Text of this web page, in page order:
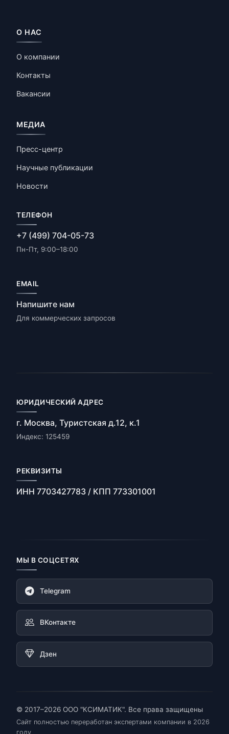
О НАС
О компании
Контакты
Вакансии
МЕДИА
Пресс-центр
Научные публикации
Новости
ТЕЛЕФОН
+7 (499) 704-05-73
Пн-Пт, 9:00–18:00
EMAIL
Напишите нам
Для коммерческих запросов
ЮРИДИЧЕСКИЙ АДРЕС
г. Москва, Туристская д.12, к.1
Индекс: 125459
РЕКВИЗИТЫ
ИНН 7703427783 / КПП 773301001
МЫ В СОЦСЕТЯХ
Telegram
ВКонтакте
Дзен
© 2017–2026 ООО "КСИМАТИК". Все права защищены
Сайт полностью переработан экспертами компании в 2026
году